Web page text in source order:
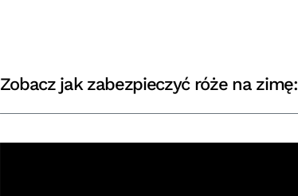
Zobacz jak zabezpieczyć róże na zimę: